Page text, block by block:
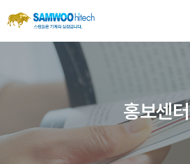
홍보센터